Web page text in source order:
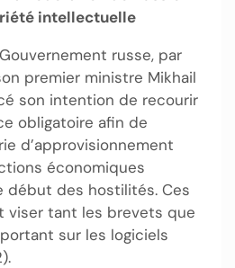
intellectuelle
russe, par
premier ministre Mikhail
son intention de recourir
obligatoire afin de
d’approvisionnement
économiques
début des hostilités. Ces
viser tant les brevets que
sur les logiciels